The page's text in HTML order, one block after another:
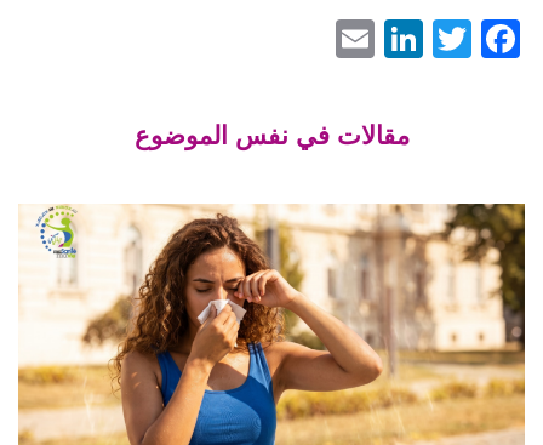
Facebook
Twitter
LinkedIn
مقالات في نفس الموضوع